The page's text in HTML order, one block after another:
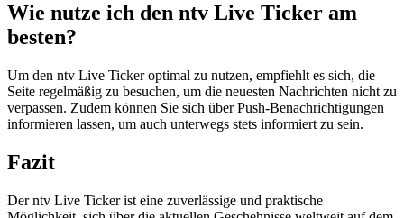
Wie nutze ich den ntv Live Ticker am
besten?
Um den ntv Live Ticker optimal zu nutzen, empfiehlt es sich, die
Seite regelmäßig zu besuchen, um die neuesten Nachrichten nicht zu
verpassen. Zudem können Sie sich über Push-Benachrichtigungen
informieren lassen, um auch unterwegs stets informiert zu sein.
Fazit
Der ntv Live Ticker ist eine zuverlässige und praktische